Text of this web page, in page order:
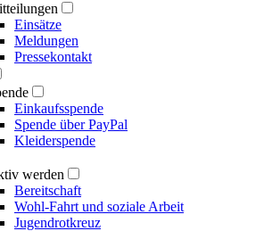
Einsätze
Meldungen
Pressekontakt
Einkaufsspende
Spende über PayPal
Kleiderspende
werden
Bereitschaft
Wohl-Fahrt und soziale Arbeit
Jugendrotkreuz